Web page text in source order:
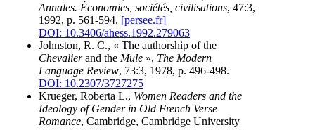
Annales. Économies, sociétés, civilisations, 47:3,
1992, p. 561-594. [persee.fr]
DOI: 10.3406/ahess.1992.279063
Johnston, R. C., « The authorship of the
Chevalierand the Mule », The Modern
Language Review, 73:3, 1978, p. 496-498.
DOI: 10.2307/3727275
Krueger, Roberta L., Women Readers and the
Ideology of Gender in Old French Verse
Romance, Cambridge, Cambridge University